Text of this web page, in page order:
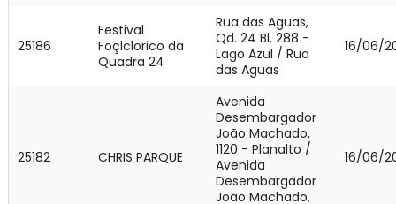
25186
Festival
Foçlclorico da
Quadra 24
Rua das Aguas,
Qd. 24 Bl. 288 -
Lago Azul / Rua
das Aguas
16/06/
25182 CHRIS PARQUE
Avenida
Desembargador
João Machado,
1120 - Planalto /
Avenida
Desembargador
João Machado,
16/06/